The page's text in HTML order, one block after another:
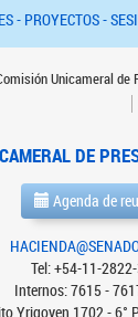
- PROYECTOS -
Unicameral de
DE
Agenda de
Tel: +54-11-
Internos: 7615 -
Yrigoyen 1702 - 6°